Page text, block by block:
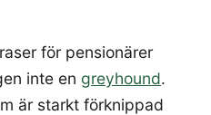
för pensionärer
inte en greyhound.
är starkt förknippad